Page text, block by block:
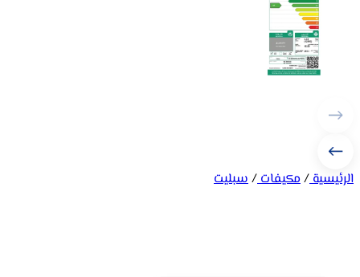
الرئيسية/مكيفات/سبليت